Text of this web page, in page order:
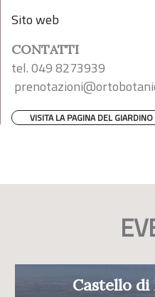
Sito web
CONTATTI
tel. 049 8273939
VISITA LA PAGINA DEL GIARDINO
Castello di